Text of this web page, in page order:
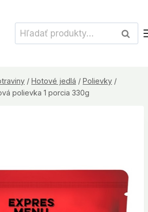
Hľadať:
/ Hotové jedlá / Polievky /
polievka 1 porcia 330g